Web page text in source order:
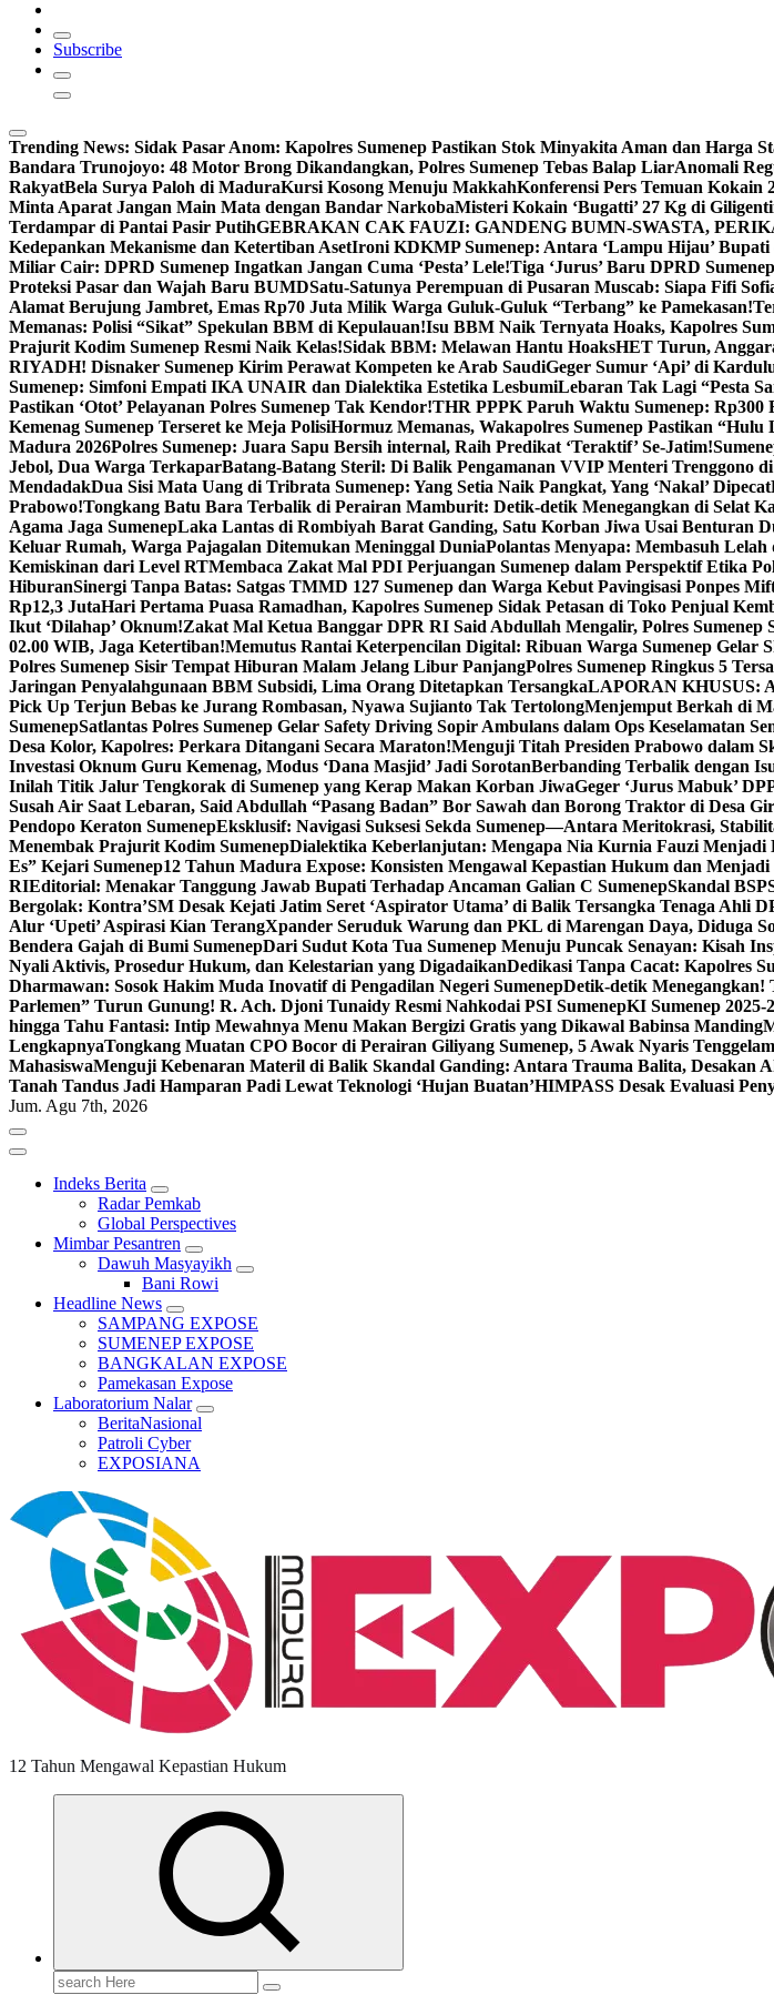
Subscribe
Trending News: Sidak Pasar Anom: Kapolres Sumenep Pastikan Stok Minyakita Aman dan Harga
Bandara Trunojoyo: 48 Motor Brong Dikandangkan, Polres Sumenep Tebas Balap LiarAnomali
RakyatBela Surya Paloh di MaduraKursi Kosong Menuju MakkahKonferensi Pers Temuan
Minta Aparat Jangan Main Mata dengan Bandar NarkobaMisteri Kokain ‘Bugatti’ 27 Kg di
Terdampar di Pantai Pasir PutihGEBRAKAN CAK FAUZI: GANDENG BUMN-SWASTA,
Kedepankan Mekanisme dan Ketertiban AsetIroni KDKMP Sumenep: Antara ‘Lampu Hijau’ Bupati
Miliar Cair: DPRD Sumenep Ingatkan Jangan Cuma ‘Pesta’ Lele!Tiga ‘Jurus’ Baru DPRD
Proteksi Pasar dan Wajah Baru BUMDSatu-Satunya Perempuan di Pusaran Muscab: Siapa Fifi
Alamat Berujung Jambret, Emas Rp70 Juta Milik Warga Guluk-Guluk “Terbang” ke Pamekasan!
Memanas: Polisi “Sikat” Spekulan BBM di Kepulauan!Isu BBM Naik Ternyata Hoaks, Kapolres
Prajurit Kodim Sumenep Resmi Naik Kelas!Sidak BBM: Melawan Hantu HoaksHET Turun,
RIYADH! Disnaker Sumenep Kirim Perawat Kompeten ke Arab SaudiGeger Sumur ‘Api’ di
Sumenep: Simfoni Empati IKA UNAIR dan Dialektika Estetika LesbumiLebaran Tak Lagi “Pesta
Pastikan ‘Otot’ Pelayanan Polres Sumenep Tak Kendor!THR PPPK Paruh Waktu Sumenep: Rp300
Kemenag Sumenep Terseret ke Meja PolisiHormuz Memanas, Wakapolres Sumenep Pastikan “Hulu
Madura 2026Polres Sumenep: Juara Sapu Bersih internal, Raih Predikat ‘Teraktif’ Se-Jatim!
Jebol, Dua Warga TerkaparBatang-Batang Steril: Di Balik Pengamanan VVIP Menteri Trenggono
MendadakDua Sisi Mata Uang di Tribrata Sumenep: Yang Setia Naik Pangkat, Yang ‘Nakal’ Dipecat
Prabowo!Tongkang Batu Bara Terbalik di Perairan Mamburit: Detik-detik Menegangkan di Selat
Agama Jaga SumenepLaka Lantas di Rombiyah Barat Ganding, Satu Korban Jiwa Usai Benturan
Keluar Rumah, Warga Pajagalan Ditemukan Meninggal DuniaPolantas Menyapa: Membasuh
Kemiskinan dari Level RTMembaca Zakat Mal PDI Perjuangan Sumenep dalam Perspektif Etika
HiburanSinergi Tanpa Batas: Satgas TMMD 127 Sumenep dan Warga Kebut Pavingisasi Ponpes
Rp12,3 JutaHari Pertama Puasa Ramadhan, Kapolres Sumenep Sidak Petasan di Toko Penjual
Ikut ‘Dilahap’ Oknum!Zakat Mal Ketua Banggar DPR RI Said Abdullah Mengalir, Polres Sumenep
02.00 WIB, Jaga Ketertiban!Memutus Rantai Keterpencilan Digital: Ribuan Warga Sumenep Gelar
Polres Sumenep Sisir Tempat Hiburan Malam Jelang Libur PanjangPolres Sumenep Ringkus 5
Jaringan Penyalahgunaan BBM Subsidi, Lima Orang Ditetapkan TersangkaLAPORAN KHUSUS:
Pick Up Terjun Bebas ke Jurang Rombasan, Nyawa Sujianto Tak TertolongMenjemput Berkah di
SumenepSatlantas Polres Sumenep Gelar Safety Driving Sopir Ambulans dalam Ops Keselamatan
Desa Kolor, Kapolres: Perkara Ditangani Secara Maraton!Menguji Titah Presiden Prabowo dalam
Investasi Oknum Guru Kemenag, Modus ‘Dana Masjid’ Jadi SorotanBerbanding Terbalik dengan
Inilah Titik Jalur Tengkorak di Sumenep yang Kerap Makan Korban JiwaGeger ‘Jurus Mabuk’
Susah Air Saat Lebaran, Said Abdullah “Pasang Badan” Bor Sawah dan Borong Traktor di Desa
Pendopo Keraton SumenepEksklusif: Navigasi Suksesi Sekda Sumenep—Antara Meritokrasi,
Menembak Prajurit Kodim SumenepDialektika Keberlanjutan: Mengapa Nia Kurnia Fauzi Menjadi
Es” Kejari Sumenep12 Tahun Madura Expose: Konsisten Mengawal Kepastian Hukum dan
RIEditorial: Menakar Tanggung Jawab Bupati Terhadap Ancaman Galian C SumenepSkandal
Bergolak: Kontra’SM Desak Kejati Jatim Seret ‘Aspirator Utama’ di Balik Tersangka Tenaga Ahli
Alur ‘Upeti’ Aspirasi Kian TerangXpander Seruduk Warung dan PKL di Marengan Daya, Diduga
Bendera Gajah di Bumi SumenepDari Sudut Kota Tua Sumenep Menuju Puncak Senayan: Kisah
Nyali Aktivis, Prosedur Hukum, dan Kelestarian yang DigadaikanDedikasi Tanpa Cacat: Kapolres
Dharmawan: Sosok Hakim Muda Inovatif di Pengadilan Negeri SumenepDetik-detik Menegangkan!
Parlemen” Turun Gunung! R. Ach. Djoni Tunaidy Resmi Nahkodai PSI SumenepKI Sumenep 2025-
hingga Tahu Fantasi: Intip Mewahnya Menu Makan Bergizi Gratis yang Dikawal Babinsa Manding
LengkapnyaTongkang Muatan CPO Bocor di Perairan Giliyang Sumenep, 5 Awak Nyaris Tenggelam
MahasiswaMenguji Kebenaran Materil di Balik Skandal Ganding: Antara Trauma Balita, Desakan
Tanah Tandus Jadi Hamparan Padi Lewat Teknologi ‘Hujan Buatan’HIMPASS Desak Evaluasi
Jum. Agu 7th, 2026
Indeks Berita
Radar Pemkab
Global Perspectives
Mimbar Pesantren
Dawuh Masyayikh
Bani Rowi
Headline News
SAMPANG EXPOSE
SUMENEP EXPOSE
BANGKALAN EXPOSE
Pamekasan Expose
Laboratorium Nalar
BeritaNasional
Patroli Cyber
EXPOSIANA
12 Tahun Mengawal Kepastian Hukum
Search
for: